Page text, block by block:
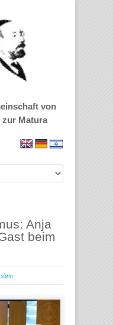
von
Matura
Anja
beim